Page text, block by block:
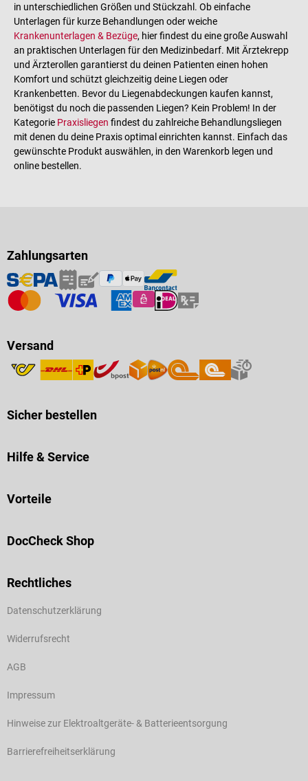
in unterschiedlichen Größen und Stückzahl. Ob einfache
Unterlagen für kurze Behandlungen oder weiche
Krankenunterlagen & Bezüge, hier findest du eine große Auswahl
an praktischen Unterlagen für den Medizinbedarf. Mit Ärztekrepp
und Ärzterollen garantierst du deinen Patienten einen hohen
Komfort und schützt gleichzeitig deine Liegen oder
Krankenbetten. Bevor du Liegenabdeckungen kaufen kannst,
benötigst du noch die passenden Liegen? Kein Problem! In der
Kategorie Praxisliegen findest du zahlreiche Behandlungsliegen
mit denen du deine Praxis optimal einrichten kannst. Einfach das
gewünschte Produkt auswählen, in den Warenkorb legen und
online bestellen.
Zahlungsarten
Versand
Sicher bestellen
Hilfe & Service
Vorteile
DocCheck Shop
Rechtliches
Datenschutzerklärung
Widerrufsrecht
AGB
Impressum
Hinweise zur Elektroaltgeräte- & Batterieentsorgung
Barrierefreiheitserklärung